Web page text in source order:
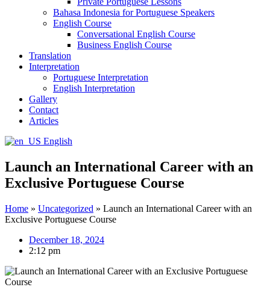
Bahasa Indonesia for Portuguese Speakers
English Course
Conversational English Course
Business English Course
Translation
Interpretation
Portuguese Interpretation
English Interpretation
Gallery
Contact
Articles
English
Launch an International Career with an
Exclusive Portuguese Course
Home » Uncategorized » Launch an International Career with an
Exclusive Portuguese Course
December 18, 2024
2:12 pm